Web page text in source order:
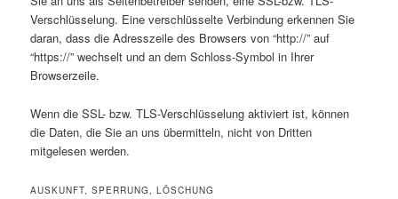
Verschlüsselung. Eine verschlüsselte Verbindung erkennen Sie
daran, dass die Adresszeile des Browsers von “http://” auf
“https://” wechselt und an dem Schloss-Symbol in Ihrer
Browserzeile.
Wenn die SSL- bzw. TLS-Verschlüsselung aktiviert ist, können
die Daten, die Sie an uns übermitteln, nicht von Dritten
mitgelesen werden.
AUSKUNFT, SPERRUNG, LÖSCHUNG